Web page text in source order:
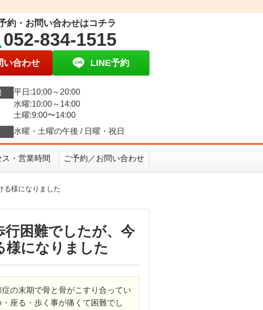
約・お問い合わせはコチラ
052-834-1515
い合わせ LINE予約
平日:10:00～20:00
水曜:10:00～14:00
土曜:9:00〜14:00
水曜・土曜の午後 / 日曜・祝日
ス・営業時間 ご予約／お問い合わせ
る様になりました
行困難でしたが、今
様になりました
の末期で骨と骨がこすり合ってい
・座る・歩く事が痛くて困難でし